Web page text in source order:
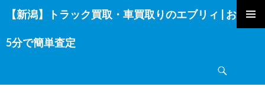
【新潟】トラック買取・車買取りのエブリィ | お電話
5分で簡単査定
ン
テ
へ